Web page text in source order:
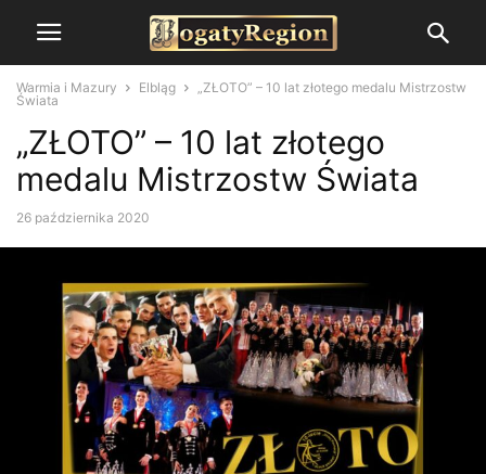
Warmia i Mazury Elbląg
„ZŁOTO” – 10 lat złotego medalu Mistrzostw
Świata
„ZŁOTO” – 10 lat złotego
medalu Mistrzostw Świata
26 października 2020